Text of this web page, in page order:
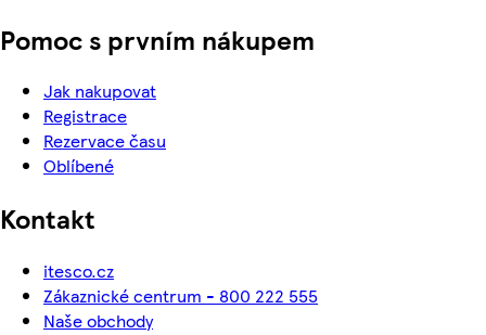
Pomoc s prvním nákupem
Jak nakupovat
Registrace
Rezervace času
Oblíbené
Kontakt
itesco.cz
Zákaznické centrum - 800 222 555
Naše obchody